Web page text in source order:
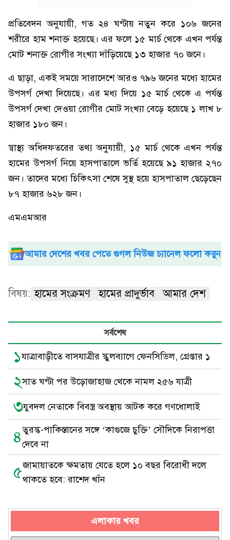
প্রতিবেদন অনুযায়ী, গত ২৪ ঘণ্টায় নতুন করে ১০৬ জনের
শরীরে হাম শনাক্ত হয়েছে। এর ফলে ১৫ মার্চ থেকে এখন পর্যন্ত
মোট শনাক্ত রোগীর সংখ্যা দাঁড়িয়েছে ১৩ হাজার ৭০ জনে।
এ ছাড়া, একই সময়ে সারাদেশে আরও ৭৯৬ জনের মধ্যে হামের
উপসর্গ দেখা দিয়েছে। এর মধ্য দিয়ে ১৫ মার্চ থেকে এ পর্যন্ত
উপসর্গ দেখা দেওয়া রোগীর মোট সংখ্যা বেড়ে হয়েছে ১ লাখ ৮
হাজার ১৮০ জন।
স্বাস্থ্য অধিদফতরের তথ্য অনুযায়ী, ১৫ মার্চ থেকে এখন পর্যন্ত
হামের উপসর্গ নিয়ে হাসপাতালে ভর্তি হয়েছে ৯১ হাজার ২৭০
জন। তাদের মধ্যে চিকিৎসা শেষে সুস্থ হয়ে হাসপাতাল ছেড়েছেন
৮৭ হাজার ৬২৮ জন।
এমএমআর
আমার দেশের খবর পেতে গুগল নিউজ চ্যানেল ফলো করুন
বিষয়: হামের সংক্রমণ হামের প্রাদুর্ভাব আমার দেশ
সর্বশেষ
১যাত্রাবাড়ীতে বাসযাত্রীর স্কুলব্যাগে ফেনসিডিল, গ্রেপ্তার ১
২সাত ঘণ্টা পর উড়োজাহাজ থেকে নামল ২৫৬ যাত্রী
৩যুবদল নেতাকে বিবস্ত্র অবস্থায় আটক করে গণধোলাই
৪তুরস্ক-পাকিস্তানের সঙ্গে ‘কাগুজে চুক্তি’ সৌদিকে নিরাপত্তা
দেবে না
৫জামায়াতকে ক্ষমতায় যেতে হলে ১০ বছর বিরোধী দলে
থাকতে হবে: রাশেদ খাঁন
এলাকার খবর